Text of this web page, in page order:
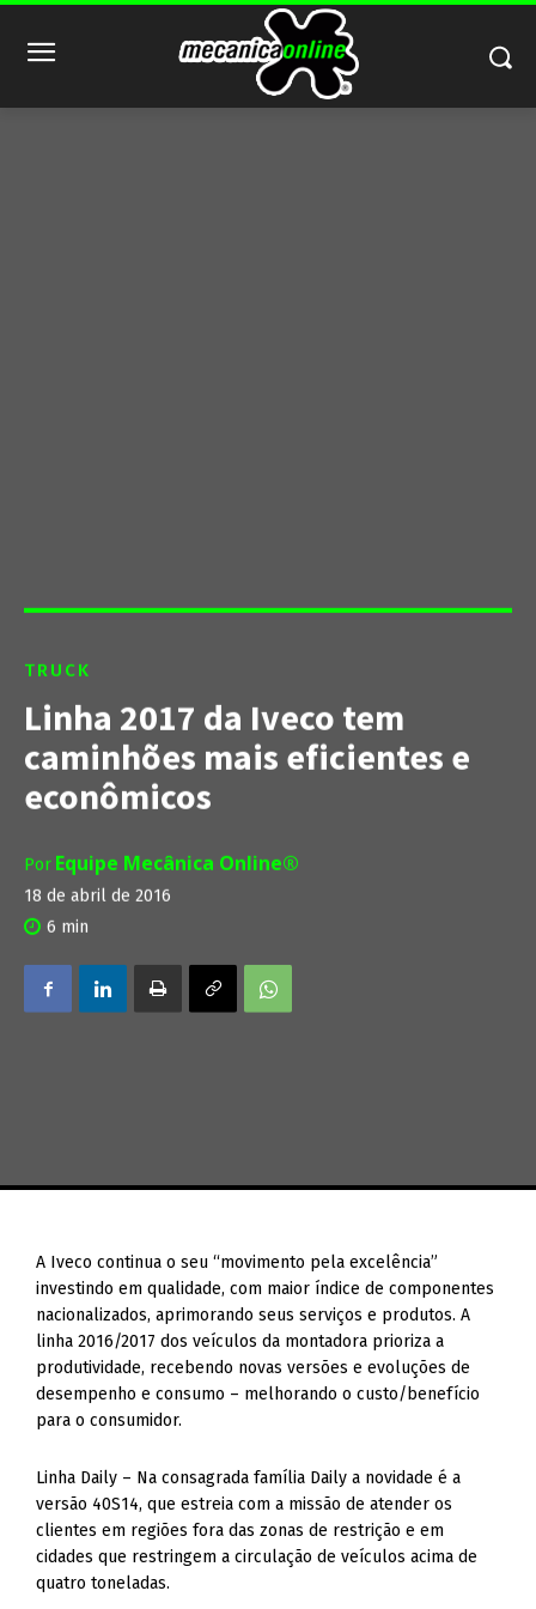
TRUCK
Linha 2017 da Iveco tem
caminhões mais eficientes e
econômicos
Por Equipe Mecânica Online®
18 de abril de 2016
6 min
A Iveco continua o seu “movimento pela excelência”
investindo em qualidade, com maior índice de componentes
nacionalizados, aprimorando seus serviços e produtos. A
linha 2016/2017 dos veículos da montadora prioriza a
produtividade, recebendo novas versões e evoluções de
desempenho e consumo – melhorando o custo/benefício
para o consumidor.
Linha Daily – Na consagrada família Daily a novidade é a
versão 40S14, que estreia com a missão de atender os
clientes em regiões fora das zonas de restrição e em
cidades que restringem a circulação de veículos acima de
quatro toneladas.